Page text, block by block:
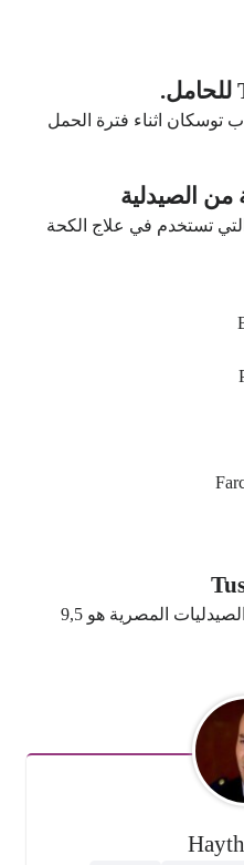
توسكان اثناء فترة الحمل
من الصيدلية
تستخدم في علاج الكحة
سعر دواء توسكان Tusskan في الصيدليات المصرية هو 9,5